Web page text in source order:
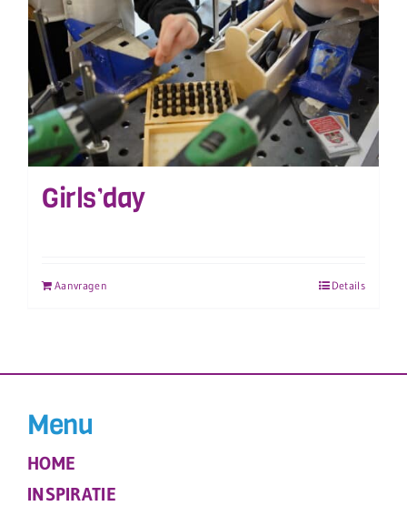
Girls’day
Aanvragen Details
Menu
HOME
INSPIRATIE